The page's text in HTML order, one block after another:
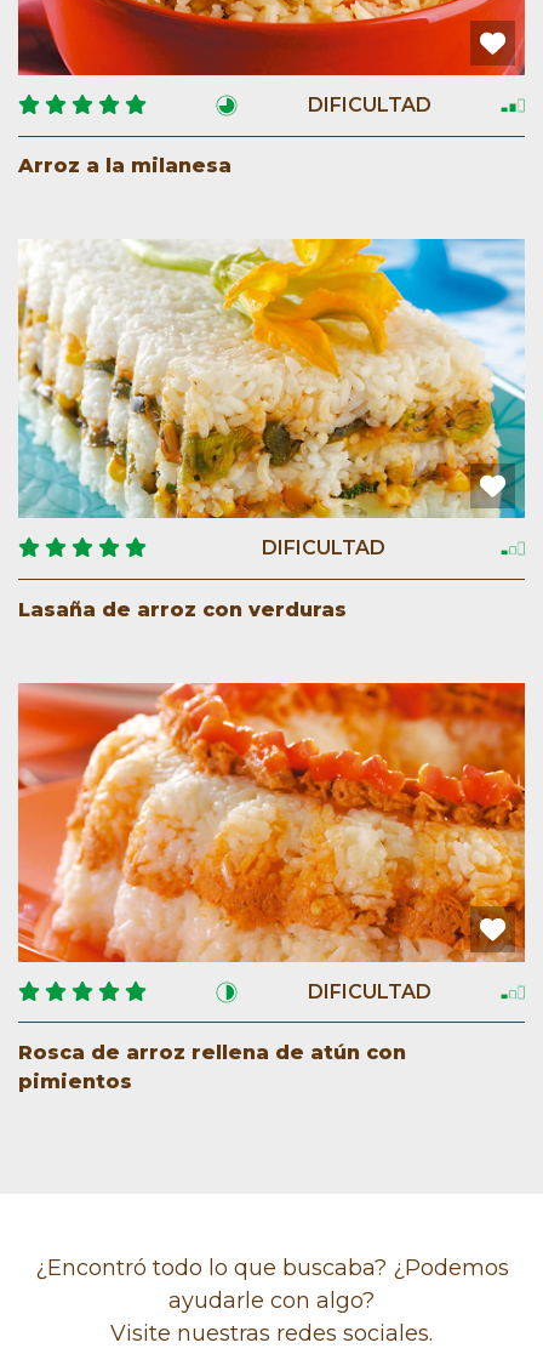
DIFICULTAD
Arroz a la milanesa
DIFICULTAD
Lasaña de arroz con verduras
DIFICULTAD
Rosca de arroz rellena de atún con
pimientos
¿Encontró todo lo que buscaba? ¿Podemos
ayudarle con algo?
Visite nuestras redes sociales.